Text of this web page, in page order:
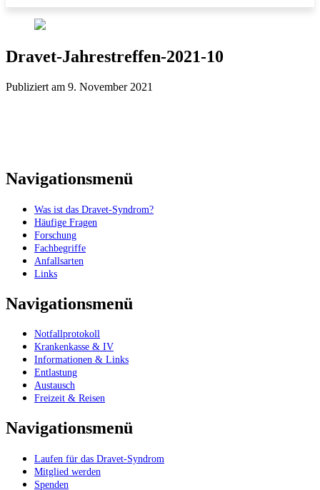
Dravet-Jahrestreffen-2021-10
Publiziert am 9. November 2021
Navigationsmenü
Was ist das Dravet-Syndrom?
Häufige Fragen
Forschung
Fachbegriffe
Anfallsarten
Links
Navigationsmenü
Notfallprotokoll
Krankenkasse & IV
Informationen & Links
Entlastung
Austausch
Freizeit & Reisen
Navigationsmenü
Laufen für das Dravet-Syndrom
Mitglied werden
Spenden